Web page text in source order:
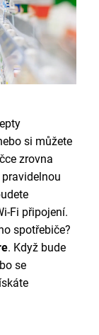
si můžete
zrovna
Fi připojení.
spotřebiče?
. Když bude
se